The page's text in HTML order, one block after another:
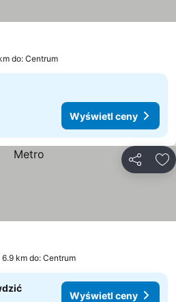
do: Centrum
Wyświetl ceny
6.9 km do: Centrum
Wyświetl ceny